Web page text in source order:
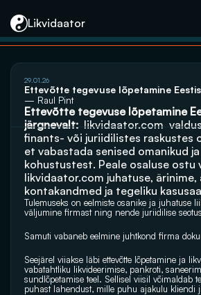
Likvidaator
Teenused
Likvideerimine koos müügiga
Likvideerimine
Saneerimine
Pankrotimenetlus
E-residendi ettevõtte sulgemine
Kontakt
29.01.26
Ettevõtte tegevuse lõpetamine Eestis
— Raul Pint
Ettevõtte tegevuse lõpetamine
järgnevalt: likvidaator.com
finants- või juriidilistes raskustes
et vabastada senised omanikud
likvidaator.com juhatuse, ärinime,
kontakandmed ja tegeliku
Tulemuseks on eelmiste osanike ja juhatuse
väljumine firmast ning nende juriidilise
Samuti vabaneb eelmine juhtkond firma
Seejärel viiakse läbi ettevõtte lõpetamine ja
vabatahtliku likvideerimise, pankroti,
sundlõpetamise teel. Sellisel viisil võimaldab
puhast lahendust, mille puhu ajakulu kliendi